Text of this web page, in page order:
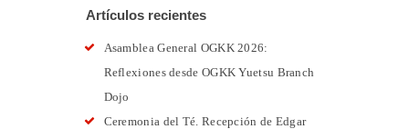
Artículos recientes
Asamblea General OGKK 2026:
Reflexiones desde OGKK Yuetsu Branch
Dojo
Ceremonia del Té. Recepción de Edgar